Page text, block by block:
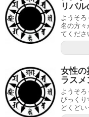
リバ
ようそろ
名の方々
てくださ
女性の
ラスメ
ようそろ
びっくり
どくど